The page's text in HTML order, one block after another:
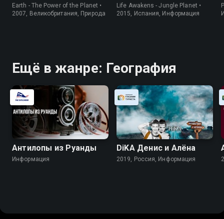
Earth - The Power of the Planet •
2007, Великобритания, Природа
Life Awakens - Jungle Planet •
2015, Испания, Информация
Ещё в жанре: География
Антилопы из Руанды
Информация
DiKA Денис и Алёна
2019, Россия, Информация